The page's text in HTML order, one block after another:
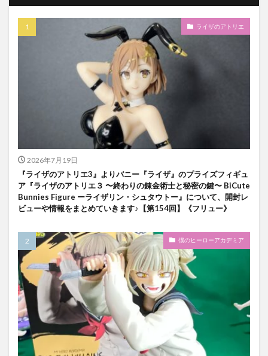
ライザのアトリエ
2026年7月19日
『ライザのアトリエ3』よりバニー『ライザ』のプライズフィギュ
ア『ライザのアトリエ３ 〜終わりの錬金術士と秘密の鍵〜 BiCute
Bunnies Figure ーライザリン・シュタウトー』について、開封レ
ビューや情報をまとめていきます♪【第154回】《フリュー》
僕のヒーローアカデミア